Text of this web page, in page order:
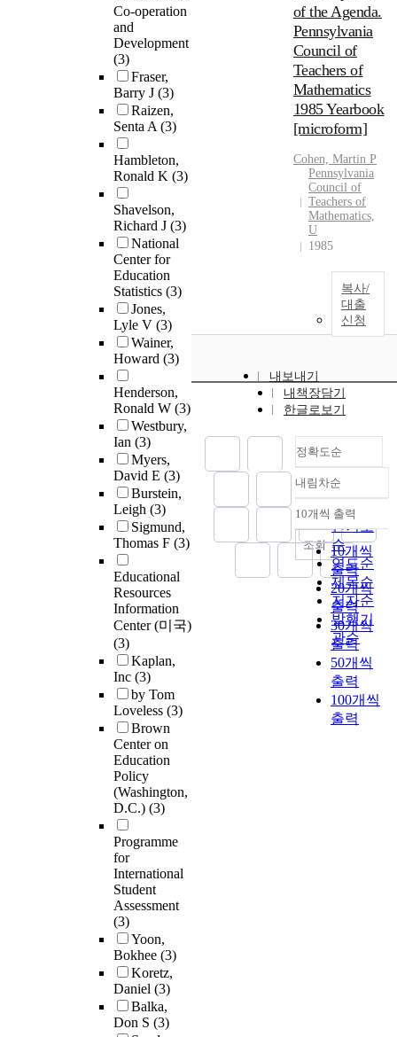
Co-operation
and
Development
(3)
Fraser,
Barry J (3)
Raizen,
Senta A(3)
Hambleton,
Ronald K (3)
Shavelson,
Richard J (3)
National
Center for
Education
Statistics (3)
Jones,
Lyle V (3)
Wainer,
Howard (3)
Henderson,
Ronald W (3)
Westbury,
Ian (3)
Myers,
David E (3)
Burstein,
Leigh (3)
Sigmund,
Thomas F (3)
Educational
Resources
Information
Center (미국)
(3)
Kaplan,
Inc (3)
by Tom
Loveless (3)
Brown
Center on
Education
Policy
(Washington,
D.C.) (3)
Programme
for
International
Student
Assessment
(3)
Yoon,
Bokhee (3)
Koretz,
Daniel (3)
Balka,
Don S (3)
of the Agenda.
Pennsylvania
Council of
Teachers of
Mathematics
1985 Yearbook
[microform]
Cohen, Martin P
Pennsylvania
Council of
Teachers of
Mathematics,
U
1985
복사/
대출
신청
내보내기
내책장담기
한글로보기
정확도순
정확도
순
인기도
순
연도순
제목순
저자순
발행기
관순
내림차순
내림차순
10개씩 출력
10개씩
출력
20개씩
출력
30개씩
출력
50개씩
출력
100개씩
출력
조회